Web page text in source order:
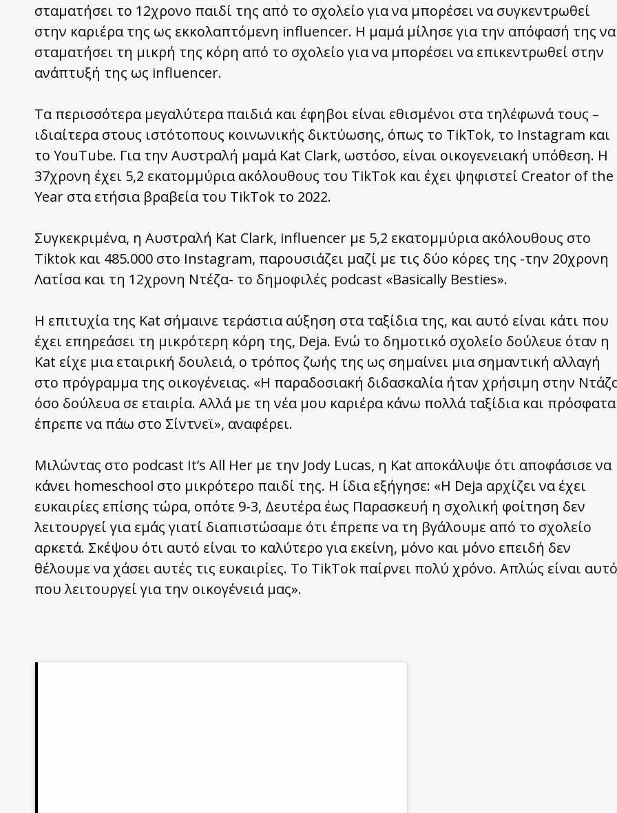
σταματήσει το 12χρονο παιδί της από το σχολείο για να μπορέσει να συγκεντρωθεί
στην καριέρα της ως εκκολαπτόμενη influencer. Η μαμά μίλησε για την απόφασή της να
σταματήσει τη μικρή της κόρη από το σχολείο για να μπορέσει να επικεντρωθεί στην
ανάπτυξή της ως influencer.
Τα περισσότερα μεγαλύτερα παιδιά και έφηβοι είναι εθισμένοι στα τηλέφωνά τους –
ιδιαίτερα στους ιστότοπους κοινωνικής δικτύωσης, όπως το TikTok, το Instagram και
το YouTube. Για την Αυστραλή μαμά Kat Clark, ωστόσο, είναι οικογενειακή υπόθεση. Η
37χρονη έχει 5,2 εκατομμύρια ακόλουθους του TikTok και έχει ψηφιστεί Creator of the
Year στα ετήσια βραβεία του TikTok το 2022.
Συγκεκριμένα, η Αυστραλή Kat Clark, influencer με 5,2 εκατομμύρια ακόλουθους στο
Tiktok και 485.000 στο Instagram, παρουσιάζει μαζί με τις δύο κόρες της -την 20χρονη
Λατίσα και τη 12χρονη Ντέζα- το δημοφιλές podcast «Basically Besties».
Η επιτυχία της Kat σήμαινε τεράστια αύξηση στα ταξίδια της, και αυτό είναι κάτι που
έχει επηρεάσει τη μικρότερη κόρη της, Deja. Ενώ το δημοτικό σχολείο δούλευε όταν η
Kat είχε μια εταιρική δουλειά, ο τρόπος ζωής της ως σημαίνει μια σημαντική αλλαγή
στο πρόγραμμα της οικογένειας. «Η παραδοσιακή διδασκαλία ήταν χρήσιμη στην
όσο δούλευα σε εταιρία. Αλλά με τη νέα μου καριέρα κάνω πολλά ταξίδια και πρόσφατα
έπρεπε να πάω στο Σίντνεϊ», αναφέρει.
Μιλώντας στο podcast It’s All Her με την Jody Lucas, η Kat αποκάλυψε ότι αποφάσισε να
κάνει homeschool στο μικρότερο παιδί της. Η ίδια εξήγησε: «Η Deja αρχίζει να έχει
ευκαιρίες επίσης τώρα, οπότε 9-3, Δευτέρα έως Παρασκευή η σχολική φοίτηση δεν
λειτουργεί για εμάς γιατί διαπιστώσαμε ότι έπρεπε να τη βγάλουμε από το σχολείο
αρκετά. Σκέψου ότι αυτό είναι το καλύτερο για εκείνη, μόνο και μόνο επειδή δεν
θέλουμε να χάσει αυτές τις ευκαιρίες. Το TikTok παίρνει πολύ χρόνο. Απλώς είναι αυτό
που λειτουργεί για την οικογένειά μας».